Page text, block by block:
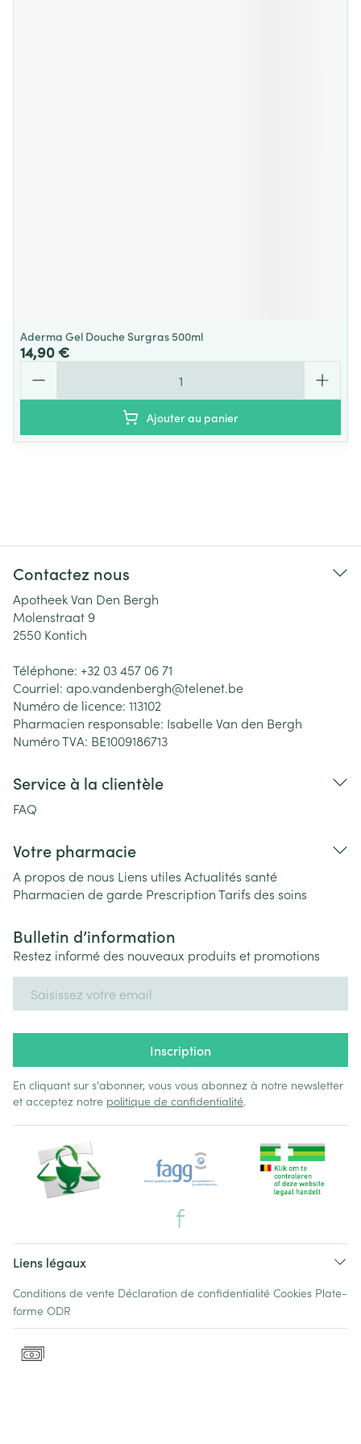
Aderma Gel Douche Surgras 500ml
14,90 €
Ajouter au panier
Contactez nous
Apotheek Van Den Bergh
Molenstraat 9
2550 Kontich
Téléphone: +32 03 457 06 71
Courriel: apo.vandenbergh@telenet.be
Numéro de licence: 113102
Pharmacien responsable: Isabelle Van den Bergh
Numéro TVA: BE1009186713
Service à la clientèle
FAQ
Votre pharmacie
A propos de nous Liens utiles Actualités santé
Pharmacien de garde PrescriptionTarifs des soins
Bulletin d’information
Restez informé des nouveaux produits et promotions
Inscription
En cliquant sur s'abonner, vous vous abonnez à notre newsletter
et acceptez notre politique de confidentialité.
Liens légaux
Conditions de vente Déclaration de confidentialité Cookies Plate-
forme ODR